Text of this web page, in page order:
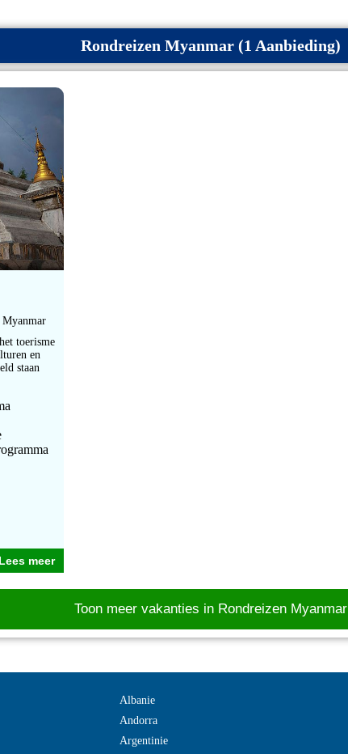
Rondreizen Myanmar (1 Aanbieding)
toerisme
en
staan
Lees meer
Toon meer vakanties in Rondreizen Myanmar
Albanie
Andorra
Argentinie